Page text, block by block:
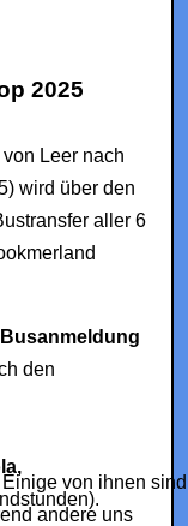
2025
Leer nach
wird über den
aller 6
Busanmeldung
den
von ihnen sind
andere uns